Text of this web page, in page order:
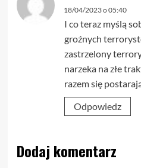
18/04/2023 o 05:40
I co teraz myślą
groźnych
zastrzelony
narzeka na złe
razem się
Odpowiedz
Dodaj komentarz